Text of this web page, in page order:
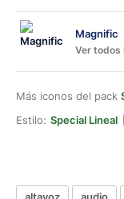
Magnific
Ver todos
Más iconos del pack
Estilo: Special Lineal
altavoz audio